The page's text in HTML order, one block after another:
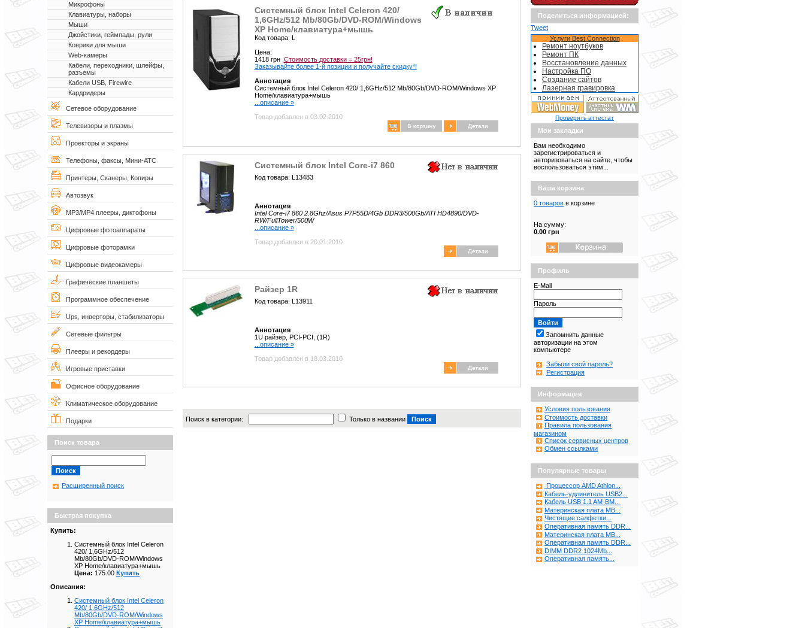
Микрофоны
Клавиатуры, наборы
Мыши
Джойстики, геймпады, рули
Коврики для мыши
Web-камеры
Кабели, переходники, шлейфы,
разъемы
Кабели USB, Firewire
Кардридеры
Сетевое оборудование
Телевизоры и плазмы
Проекторы и экраны
Телефоны, факсы, Мини-АТС
Принтеры, Сканеры, Копиры
Автозвук
MP3/MP4 плееры, диктофоны
Цифровые фотоаппараты
Цифровые фоторамки
Цифровые видеокамеры
Графические планшеты
Программное обеспечение
Ups, инверторы, стабилизаторы
Сетевые фильтры
Плееры и рекордеры
Игровые приставки
Офисное оборудование
Климатическое оборудование
Подарки
Поиск товара
Расширенный поиск
Быстрая покупка
Купить:
Системный блок Intel Celeron
420/ 1,6GHz/512
Mb/80Gb/DVD-ROM/Windows
XP Home/клавиатура+мышь
Цена: 175.00 Купить
Описания:
Системный блок Intel Celeron
420/ 1,6GHz/512
Mb/80Gb/DVD-ROM/Windows
XP Home/клавиатура+мышь
Системный блок Intel Celeron 420/
1,6GHz/512 Mb/80Gb/DVD-ROM/Windows
XP Home/клавиатура+мышь
Код товара: L
Цена:
1418 грн Стоимость доставки = 25грн!
Заказывайте более 1-й позиции и получайте скидку*!
Аннотация
Системный блок Intel Celeron 420/ 1,6GHz/512 Mb/80Gb/DVD-ROM/Windows XP
Home/клавиатура+мышь
...описание »
Товар добавлен в 03.02.2010
Системный блок Intel Core-i7 860
Код товара: L13483
Аннотация
Intel Core-i7 860 2.8Ghz/Asus P7P55D/4Gb DDR3/500Gb/ATI HD4890/DVD-
RW/FullTower/500W
...описание »
Товар добавлен в 20.01.2010
Райзер 1R
Код товара: L13911
Аннотация
1U райзер, PCI-PCI, (1R)
...описание »
Товар добавлен в 18.03.2010
Поиск в категории: Только в названии
Поделиться информацией:
Tweet
Услуги Best Connection
Ремонт ноутбуков
Ремонт ПК
Восстановление данных
Настройка ПО
Создание сайтов
Лазерная гравировка
Проверить аттестат
Мои закладки
Вам необходимо
зарегистрироваться и
авторизоваться на сайте, чтобы
воспользоваться этим...
Ваша корзина
0 товаров в корзине
На сумму:
0.00 грн
Профиль
E-Mail
Пароль
Запомнить данные
авторизации на этом
компьютере
Забыли свой пароль?
Регистрация
Информация
Условия пользования
Стоимость доставки
Правила пользования
магазином
Список сервисных центров
Обмен ссылками
Популярные товары
Процессор AMD Athlon...
Кабель-удлинитель USB2...
Кабель USB 1.1 AM-BM...
Материнская плата MB...
Чистящие салфетки...
Оперативная память DDR...
Материнская плата MB...
Оперативная память DDR...
DIMM DDR2 1024Mb...
Оперативная память...